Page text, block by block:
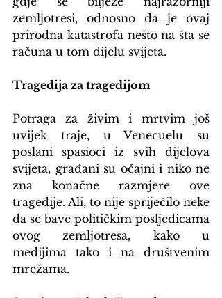
zemljotresi, odnosno da je ovaj
prirodna katastrofa nešto na šta se
računa u tom dijelu svijeta.
Tragedija za tragedijom
Potraga za živim i mrtvim još
uvijek traje, u Venecuelu su
poslani spasioci iz svih dijelova
svijeta, građani su očajni i niko ne
zna konačne razmjere ove
tragedije. Ali, to nije spriječilo neke
da se bave političkim posljedicama
ovog zemljotresa, kako u
medijima tako i na društvenim
mrežama.